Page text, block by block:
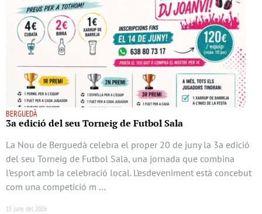
BERGUEDÀ
3a edició del seu Torneig de Futbol Sala
La Nou de Berguedà celebra el proper 20 de juny la 3a edició
del seu Torneig de Futbol Sala, una jornada que combina
l’esport amb la celebració local. L’esdeveniment està concebut
com una competició m …
15 juny del 2026